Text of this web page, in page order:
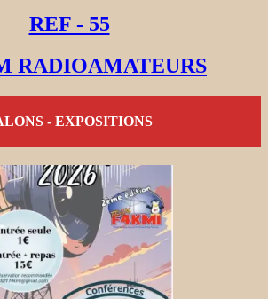
REF - 55
RADIOAMATEURS
- EXPOSITIONS